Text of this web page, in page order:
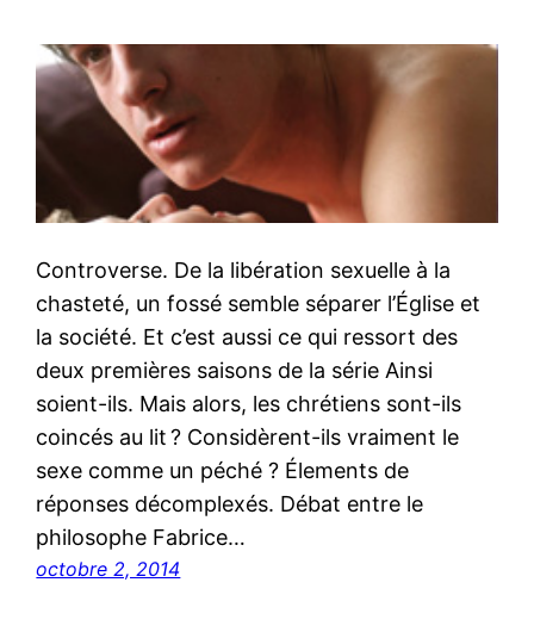
Controverse. De la libération sexuelle à la
chasteté, un fossé semble séparer l’Église et
la société. Et c’est aussi ce qui ressort des
deux premières saisons de la série Ainsi
soient-ils. Mais alors, les chrétiens sont-ils
coincés au lit ? Considèrent-ils vraiment le
sexe comme un péché ? Élements de
réponses décomplexés. Débat entre le
philosophe Fabrice…
octobre 2, 2014